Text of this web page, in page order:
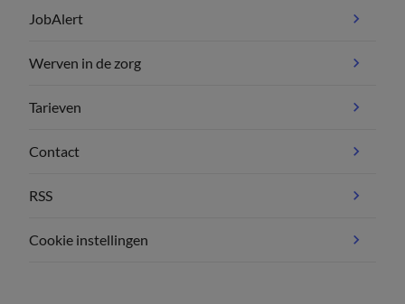
JobAlert
Werven in de zorg
Tarieven
Contact
RSS
Cookie instellingen